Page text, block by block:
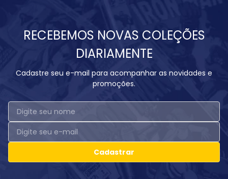
RECEBEMOS NOVAS COLEÇÕES
DIARIAMENTE
Cadastre seu e-mail para acompanhar as novidades e
promoções.
Cadastrar